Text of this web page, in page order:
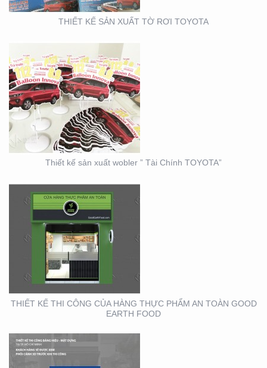
THIẾT KẾ SẢN XUẤT TỜ RƠI TOYOTA
Thiết kế sản xuất wobler ” Tài Chính TOYOTA”
THIẾT KẾ THI CÔNG
CỦA HÀNG THỰC PHẨM
AN TOÀN GOOD EARTH
FOOD
THIẾT KẾ THI CÔNG CỦA HÀNG THỰC PHẨM AN TOÀN GOOD
EARTH FOOD
THIẾT KẾ THI CÔNG
BẢNG HIỆU – MẶT
DỰNG LONG MINH HÂN
– TP. THỦ ĐỨC – Q2